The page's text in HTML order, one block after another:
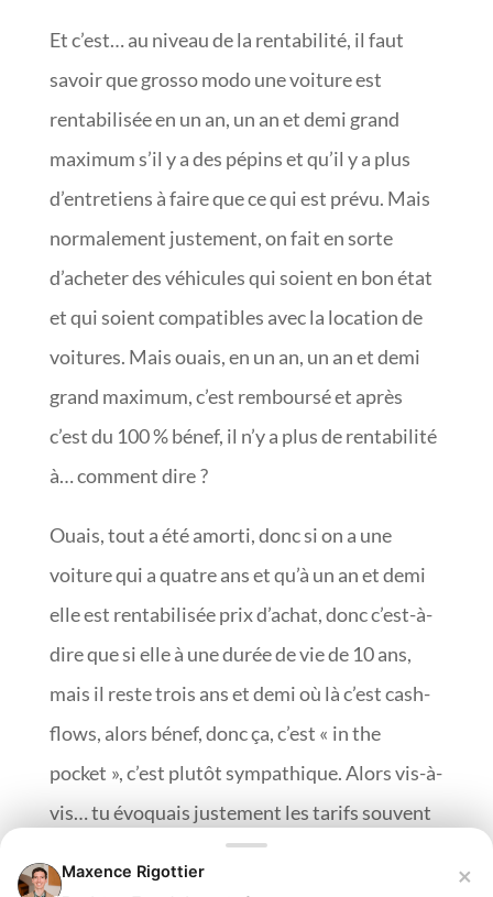
Et c’est… au niveau de la rentabilité, il faut
savoir que grosso modo une voiture est
rentabilisée en un an, un an et demi grand
maximum s’il y a des pépins et qu’il y a plus
d’entretiens à faire que ce qui est prévu. Mais
normalement justement, on fait en sorte
d’acheter des véhicules qui soient en bon état
et qui soient compatibles avec la location de
voitures. Mais ouais, en un an, un an et demi
grand maximum, c’est remboursé et après
c’est du 100 % bénef, il n’y a plus de rentabilité
à… comment dire ?
Ouais, tout a été amorti, donc si on a une
voiture qui a quatre ans et qu’à un an et demi
elle est rentabilisée prix d’achat, donc c’est-à-
dire que si elle à une durée de vie de 10 ans,
mais il reste trois ans et demi où là c’est cash-
flows, alors bénef, donc ça, c’est « in the
pocket », c’est plutôt sympathique. Alors vis-à-
vis… tu évoquais justement les tarifs souvent
30 €, 40 €, 50 €, 70 € la journée, quels sont les
différents frais, donc pour avoir, entre
Maxence Rigottier ×